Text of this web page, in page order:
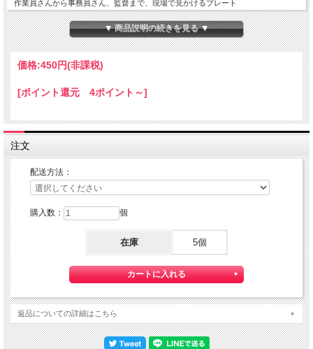
作業員さんから事務員さん、監督まで、現場で見かけるプレート
裏には、ワニ口クリップと安全ピンの固定方法が選べるお得な技術を採用
アクリル製
★コチラの商品は 『定形外郵便（規格外）』 配送可能な商品になります。
ご利用の際の配送費は、全国一律『定形外郵便￥２6０』になります。
読の上
定形外郵便について
【送料】全国一律料金でお届けします。
『定形外郵便』は通常の宅配便と異なり直接ポストへ投函するお届け方法です。
宅配便のように受領印やサインのやり取りが無く、ご不在時であってもお受け取り
いただけます。
また、沖縄等の離島区域の場合でも別途送料が掛かりません。
代金引換をご希望の場合は宅配便にて対応させて頂きます。
定形外郵便は通常の宅配便と異なり直接ポストへの投函となりますので、
配送中の損失・破損・遅延、投函後の盗難等は一切補償致しかねます。
※3）こちらの商品は同梱は承れません。
定形外郵便対象商品と宅配便商品をお買い上げの場合、送料は宅配便料金を適用さ
せていただきます。
▼ 商品説明の続きを見る ▼
価格:450円(非課税)
[ポイント還元 4ポイント～]
注文
配送方法：
購入数： 個
在庫 5個
返品についての詳細はこちら